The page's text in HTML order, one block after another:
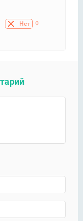
Нет
0